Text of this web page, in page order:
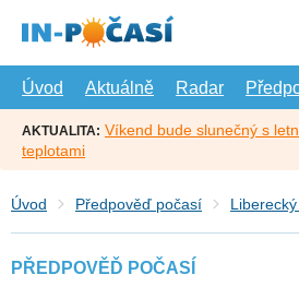
hlavní
Úvod
Aktuálně Radar
AKTUALITA: Víkend bude slunečný s
teplotami
Úvod Předpověď počasí
PŘEDPOVĚĎ POČASÍ